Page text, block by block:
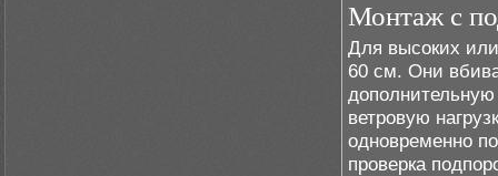
Монтаж с
Для высоких
60 см. Они
ветровую
одновременно
проверка